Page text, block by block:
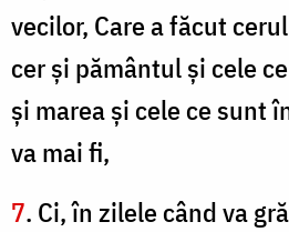
vecilor, Care a făcut
cer şi pământul şi cele
şi marea şi cele ce sunt
va mai fi,
7. Ci, în zilele când va